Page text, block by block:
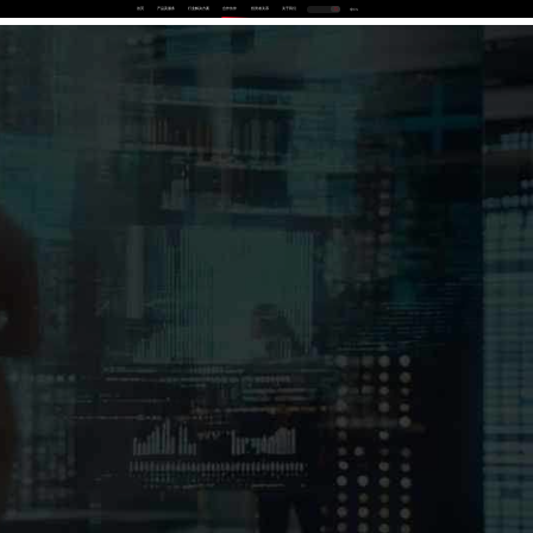
首页 产品及服务 行业解决方案 合作伙伴 投资者关系 关于我们 中EN